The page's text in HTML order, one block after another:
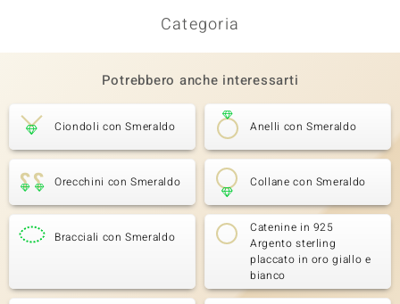
Categoria
Potrebbero anche interessarti
Ciondoli con Smeraldo Anelli con Smeraldo
Orecchini con Smeraldo Collane con Smeraldo
Bracciali con Smeraldo
Catenine in 925
Argento sterling
placcato in oro giallo e
bianco